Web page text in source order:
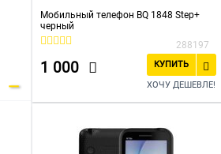
Мобильный телефон BQ 1848 Step+
черный
288197
1 000
КУПИТЬ
ХОЧУ ДЕШЕВЛЕ!